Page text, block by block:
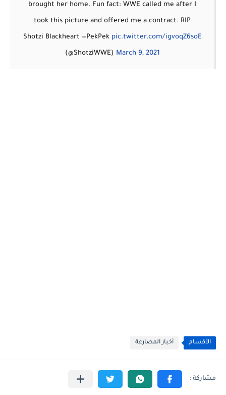
brought her home. Fun fact: WWE called me after I
took this picture and offered me a contract. RIP
PekPek pic.twitter.com/igvoqZ6soE
— Shotzi Blackheart
(@ShotziWWE) March 9, 2021
الأقسام أخبار المصارعة